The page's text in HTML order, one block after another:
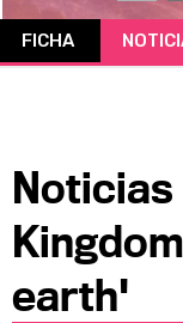
FICHA
Noticias
earth'